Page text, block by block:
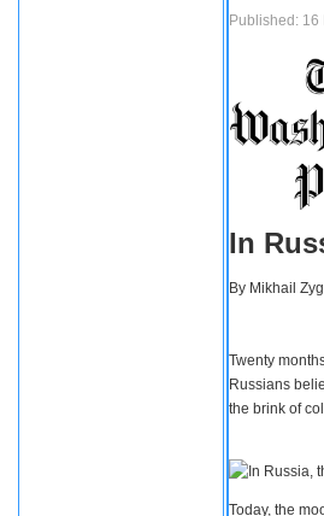
Published:
In
By Mikhail
Twenty
Russians
the brink of
Today, the